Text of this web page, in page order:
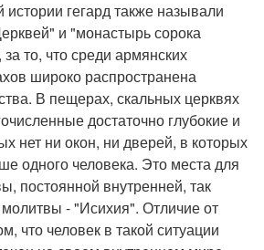
гегард также называли
и "монастырь сорока
то, что среди армянских
широко распространена
В пещерах, скальных церквях
достаточно глубокие и
нет ни окон, ни дверей, в которых
одного человека. Это места для
постоянной внутренней, так
- "Исихия". Отличие от
что человек в такой ситуации